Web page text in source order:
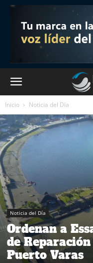
Inicio Noticia del Día
Noticia del Día
Ordenan a
de
Puerto Varas